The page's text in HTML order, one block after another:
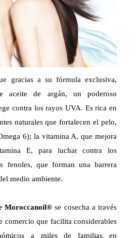
gracias a su fórmula exclusiva,
aceite de argán, un poderoso
contra los rayos UVA. Es rica en
naturales que fortalecen el pelo,
6); la vitamina A, que mejora
E, para luchar contra los
fenoles, que forman una barrera
medio ambiente.
Moroccanoil® se cosecha a través
comercio que facilita considerables
a miles de familias en